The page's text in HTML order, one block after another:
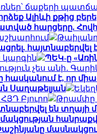
ճաքերի
Ալիևի քթից
հարցերը.
կարգին
ՊԵԿ-ը
չես անի․
է, որ
Սաղաթելյան
Բյուրո
Թրամփը
են